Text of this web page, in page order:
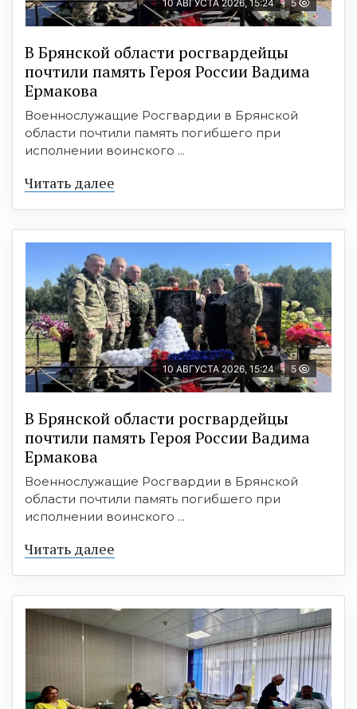
10 АВГУСТА 2026, 15:24 5
В Брянской области росгвардейцы
почтили память Героя России Вадима
Ермакова
Военнослужащие Росгвардии в Брянской
области почтили память погибшего при
исполнении воинского ...
Читать далее
10 АВГУСТА 2026, 15:24 5
В Брянской области росгвардейцы
почтили память Героя России Вадима
Ермакова
Военнослужащие Росгвардии в Брянской
области почтили память погибшего при
исполнении воинского ...
Читать далее